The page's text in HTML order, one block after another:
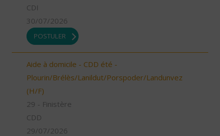
CDI
30/07/2026
POSTULER
Aide à domicile - CDD été -
Plourin/Brélès/Lanildut/Porspoder/Landunvez
(H/F)
29 - Finistère
CDD
29/07/2026